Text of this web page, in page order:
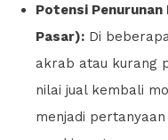
Potensi Penurunan
Pasar): Di
akrab atau kurang
nilai jual kembali
menjadi